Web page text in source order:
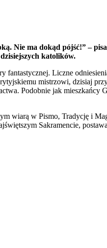
Nie ma dokąd pójść!” –
katolików.
fantastycznej. Liczne
mistrzowi, dzisiaj
Podobnie jak mieszkańcy
wiarą w Pismo, Tradycję i
Sakramencie,